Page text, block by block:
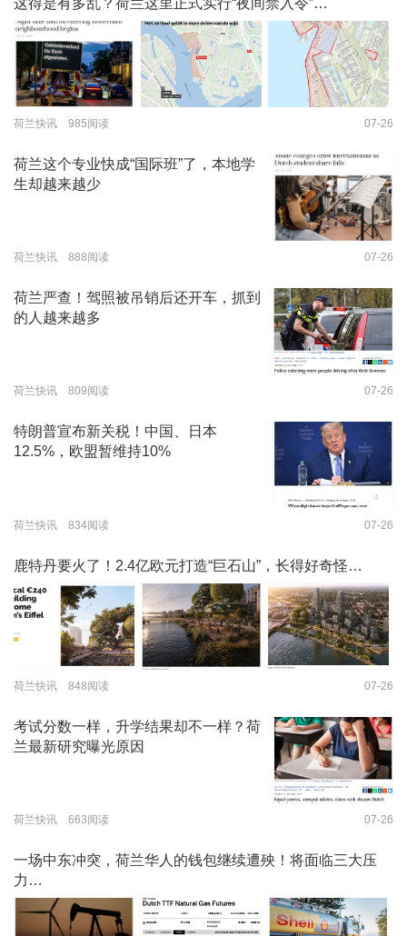
荷兰快讯 985阅读 07-26
荷兰这个专业快成“国际班”了，本地学
生却越来越少
荷兰快讯 888阅读 07-26
荷兰严查！驾照被吊销后还开车，抓到
的人越来越多
荷兰快讯 809阅读 07-26
特朗普宣布新关税！中国、日本
12.5%，欧盟暂维持10%
荷兰快讯 834阅读 07-26
鹿特丹要火了！2.4亿欧元打造“巨石山”，长得好奇怪…
荷兰快讯 848阅读 07-26
考试分数一样，升学结果却不一样？荷
兰最新研究曝光原因
荷兰快讯 663阅读 07-26
一场中东冲突，荷兰华人的钱包继续遭殃！将面临三大压
力…